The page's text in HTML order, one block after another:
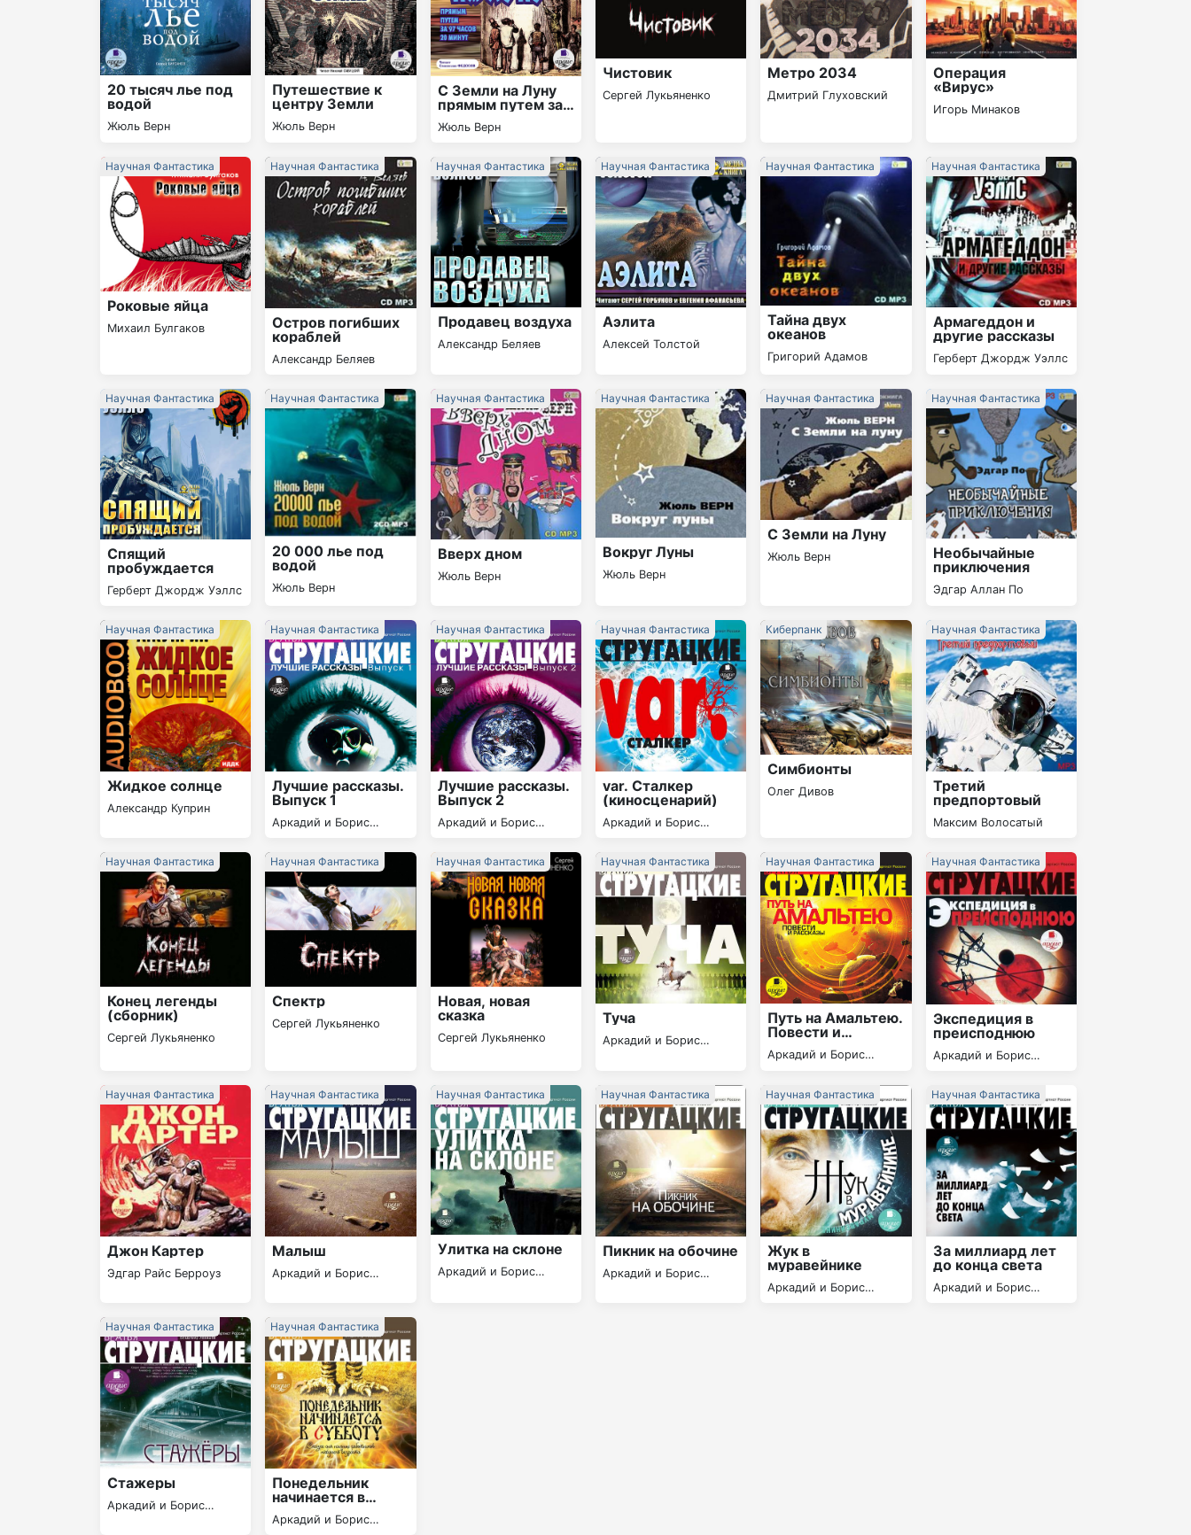
20 тысяч лье под
водой
Жюль Верн
Путешествие к
центру Земли
Жюль Верн
С Земли на Луну
прямым путем за
97 часов 20 минут
Жюль Верн
Чистовик
Сергей Лукьяненко
Метро 2034
Дмитрий Глуховский
Операция
«Вирус»
Игорь Минаков
Роковые яйца
Михаил Булгаков
Научная Фантастика
Остров погибших
кораблей
Александр Беляев
Научная Фантастика
Продавец воздуха
Александр Беляев
Научная Фантастика
Аэлита
Алексей Толстой
Научная Фантастика
Тайна двух
океанов
Григорий Адамов
Научная Фантастика
Армагеддон и
другие рассказы
Герберт Джордж Уэллс
Научная Фантастика
Спящий
пробуждается
Герберт Джордж Уэллс
Научная Фантастика
20 000 лье под
водой
Жюль Верн
Научная Фантастика
Вверх дном
Жюль Верн
Научная Фантастика
Вокруг Луны
Жюль Верн
Научная Фантастика
С Земли на Луну
Жюль Верн
Научная Фантастика
Необычайные
приключения
Эдгар Аллан По
Научная Фантастика
Жидкое солнце
Александр Куприн
Научная Фантастика
Лучшие рассказы.
Выпуск 1
Аркадий и Борис
Научная Фантастика
Лучшие рассказы.
Выпуск 2
Аркадий и Борис
Научная Фантастика
var. Сталкер
(киносценарий)
Аркадий и Борис
Научная Фантастика
Симбионты
Олег Дивов
Киберпанк
Третий
предпортовый
Максим Волосатый
Научная Фантастика
Конец легенды
(сборник)
Сергей Лукьяненко
Научная Фантастика
Спектр
Сергей Лукьяненко
Научная Фантастика
Новая, новая
сказка
Сергей Лукьяненко
Научная Фантастика
Туча
Аркадий и Борис
Научная Фантастика
Путь на Амальтею.
Повести и
рассказы
Аркадий и Борис
Научная Фантастика
Экспедиция в
преисподнюю
Аркадий и Борис
Научная Фантастика
Джон Картер
Эдгар Райс Берроуз
Научная Фантастика
Малыш
Аркадий и Борис
Научная Фантастика
Улитка на склоне
Аркадий и Борис
Научная Фантастика
Пикник на обочине
Аркадий и Борис
Научная Фантастика
Жук в
муравейнике
Аркадий и Борис
Научная Фантастика
За миллиард лет
до конца света
Аркадий и Борис
Научная Фантастика
Стажеры
Аркадий и Борис
Научная Фантастика
Понедельник
начинается в
субботу
Аркадий и Борис
Научная Фантастика